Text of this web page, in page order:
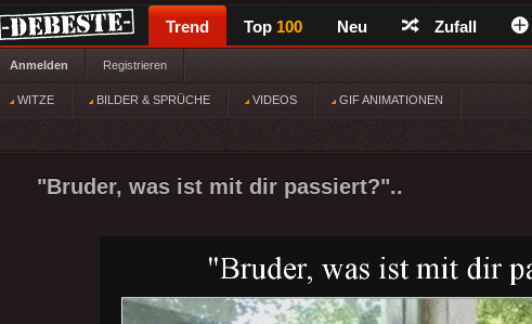
Trend Top 100 Neu Zufall
Anmelden Registrieren
WITZE BILDER & SPRÜCHE VIDEOS GIF ANIMATIONEN
"Bruder, was ist mit dir passiert?"..